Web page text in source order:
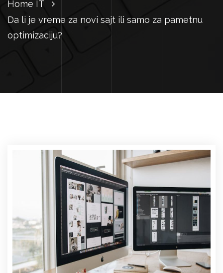
Home IT
Da li je vreme za novi sajt ili samo za pametnu
optimizaciju?